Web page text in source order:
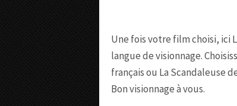
Une fois votre film choisi, ici
langue de visionnage.
français ou La Scandaleuse
Bon visionnage à vous.